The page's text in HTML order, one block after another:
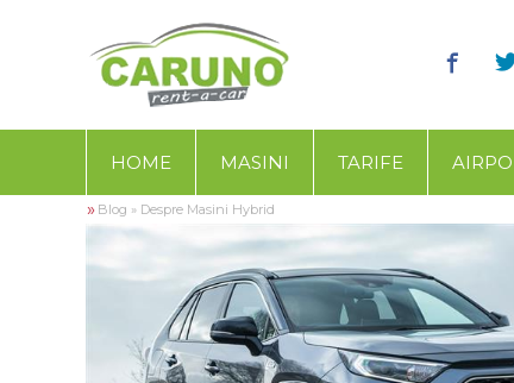
HOME MASINI TARIFE
» Blog » Despre Masini Hybrid